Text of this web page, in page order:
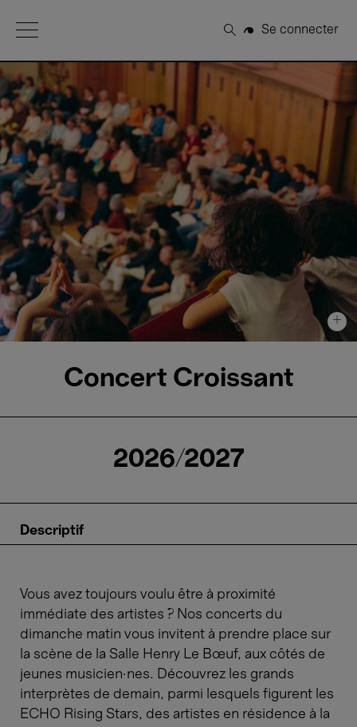
Open Menu
Rechercher
Se connecter
+
Concert Croissant
2026/2027
Descriptif
Vous avez toujours voulu être à proximité
immédiate des artistes ? Nos concerts du
dimanche matin vous invitent à prendre place sur
la scène de la Salle Henry Le Bœuf, aux côtés de
jeunes musicien·nes. Découvrez les grands
interprètes de demain, parmi lesquels figurent les
ECHO Rising Stars, des artistes en résidence à la